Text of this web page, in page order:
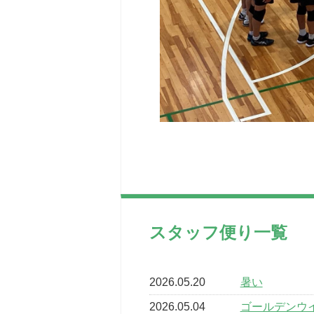
スタッフ便り一覧
2026.05.20 暑い
2026.05.04 ゴールデンウ